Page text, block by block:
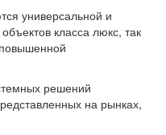
универсальной и
класса люкс, так
решений
на рынках,